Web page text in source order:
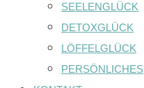
SEELENGLÜCK
DETOXGLÜCK
LÖFFELGLÜCK
PERSÖNLICHES